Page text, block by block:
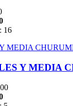
16
Y MEDIA